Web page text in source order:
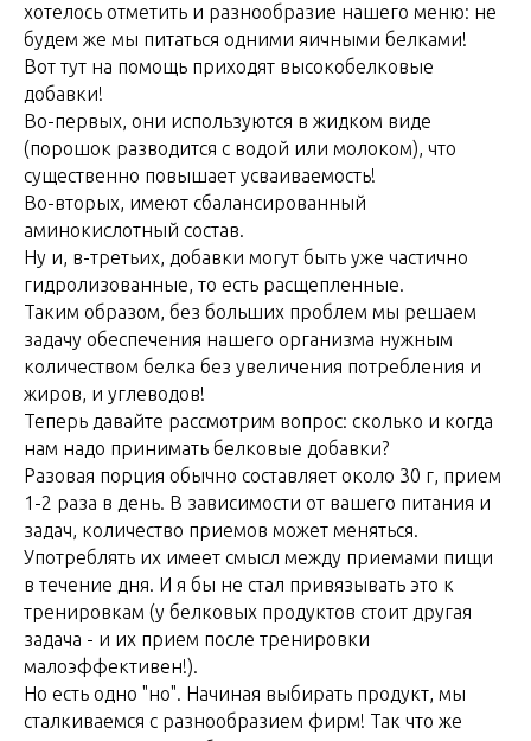
хотелось отметить и разнообразие нашего меню: не
будем же мы питаться одними яичными белками!
Вот тут на помощь приходят высокобелковые
добавки!
Во-первых, они используются в жидком виде
(порошок разводится с водой или молоком), что
существенно повышает усваиваемость!
Во-вторых, имеют сбалансированный
аминокислотный состав.
Ну и, в-третьих, добавки могут быть уже частично
гидролизованные, то есть расщепленные.
Таким образом, без больших проблем мы решаем
задачу обеспечения нашего организма нужным
количеством белка без увеличения потребления и
жиров, и углеводов!
Теперь давайте рассмотрим вопрос: сколько и когда
нам надо принимать белковые добавки?
Разовая порция обычно составляет около 30 г, прием
1-2 раза в день. В зависимости от вашего питания и
задач, количество приемов может меняться.
Употреблять их имеет смысл между приемами пищи
в течение дня. И я бы не стал привязывать это к
тренировкам (у белковых продуктов стоит другая
задача - и их прием после тренировки
малоэффективен!).
Но есть одно "но". Начиная выбирать продукт, мы
сталкиваемся с разнообразием фирм! Так что же